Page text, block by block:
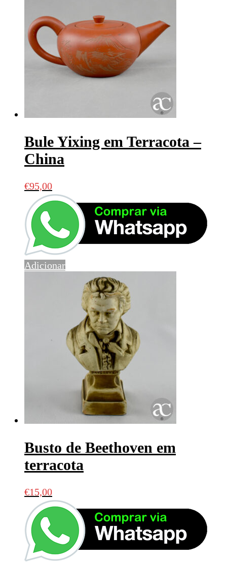
Bule Yixing em Terracota –
China
€95,00
Adicionar
Busto de Beethoven em
terracota
€15,00